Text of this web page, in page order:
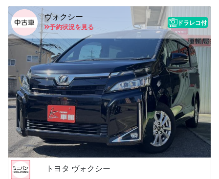
ヴォクシー
予約状況を見る
ドラレコ付
トヨタ ヴォクシー